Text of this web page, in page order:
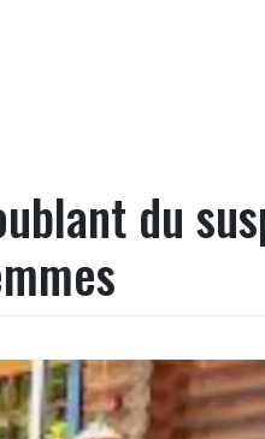
du